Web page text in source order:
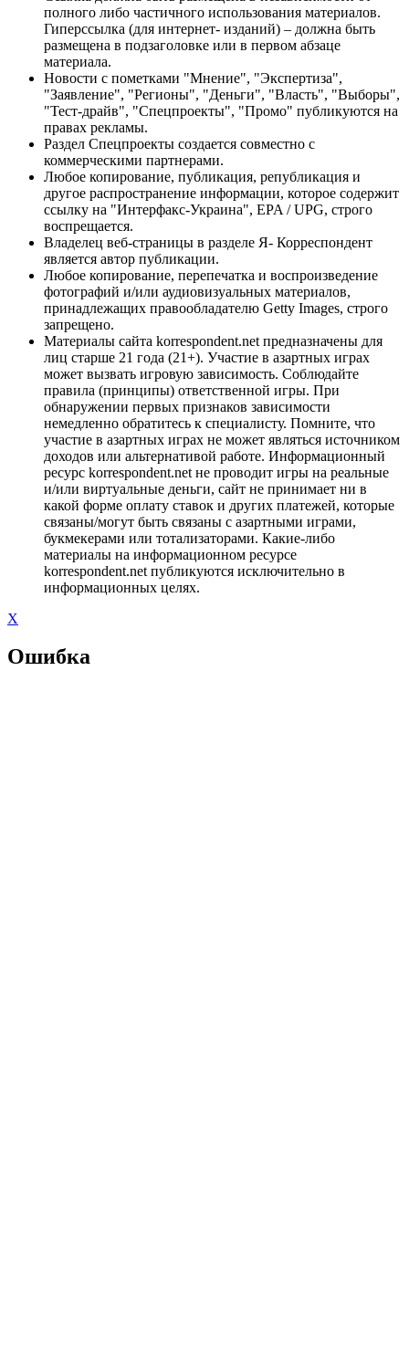
полного либо частичного использования материалов.
Гиперссылка (для интернет- изданий) – должна быть
размещена в подзаголовке или в первом абзаце
материала.
Новости с пометками "Мнение", "Экспертиза",
"Заявление", "Регионы", "Деньги", "Власть", "Выборы",
"Тест-драйв", "Спецпроекты", "Промо" публикуются на
правах рекламы.
Раздел Спецпроекты создается совместно с
коммерческими партнерами.
Любое копирование, публикация, републикация и
другое распространение информации, которое содержит
ссылку на "Интерфакс-Украина", EPA / UPG, строго
воспрещается.
Владелец веб-страницы в разделе Я- Корреспондент
является автор публикации.
Любое копирование, перепечатка и воспроизведение
фотографий и/или аудиовизуальных материалов,
принадлежащих правообладателю Getty Images, строго
запрещено.
Материалы сайта korrespondent.net предназначены для
лиц старше 21 года (21+). Участие в азартных играх
может вызвать игровую зависимость. Соблюдайте
правила (принципы) ответственной игры. При
обнаружении первых признаков зависимости
немедленно обратитесь к специалисту. Помните, что
участие в азартных играх не может являться источником
доходов или альтернативой работе. Информационный
ресурс korrespondent.net не проводит игры на реальные
и/или виртуальные деньги, сайт не принимает ни в
какой форме оплату ставок и других платежей, которые
связаны/могут быть связаны с азартными играми,
букмекерами или тотализаторами. Какие-либо
материалы на информационном ресурсе
korrespondent.net публикуются исключительно в
информационных целях.
X
Ошибка